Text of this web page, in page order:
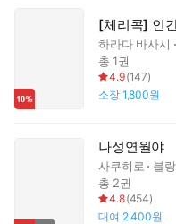
[체리콕] 인
하라다 바사시
총 1권
4.9(147)
소장 1,800원
나성연월야
사쿠히로 블
총 2권
4.8(454)
대여 2,400원